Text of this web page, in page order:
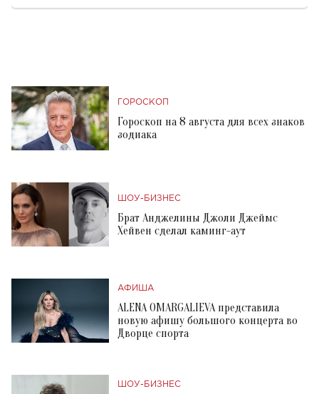
ГОРОСКОП
Гороскоп на 8 августа для всех знаков
зодиака
ШОУ-БИЗНЕС
Брат Анджелины Джоли Джеймс
Хейвен сделал каминг-аут
АФИША
ALENA OMARGALIEVA представила
новую афишу большого концерта во
Дворце спорта
ШОУ-БИЗНЕС